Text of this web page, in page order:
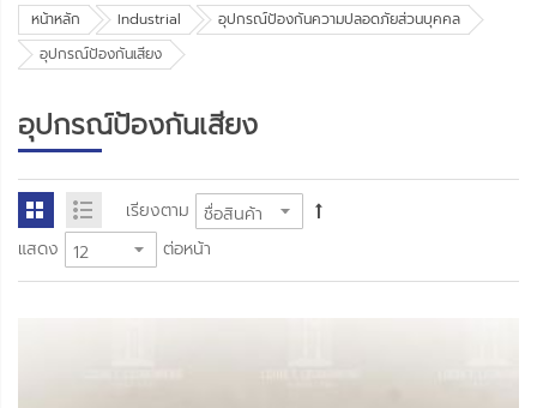
หน้าหลัก Industrial
อุปกรณ์ป้องกันความปลอดภัยส่วนบุคคล
อุปกรณ์ป้องกันเสียง
อุปกรณ์ป้องกันเสียง
เรียงตาม
แสดง
ต่อหน้า